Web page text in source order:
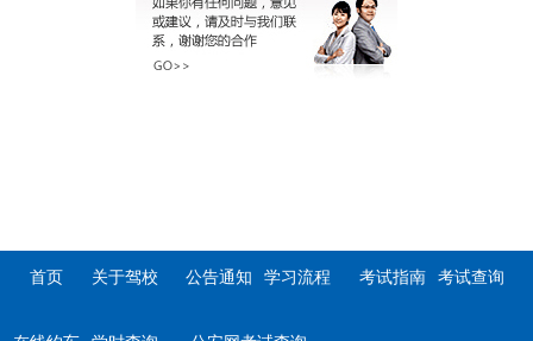
首页 关于驾校 公告通知 学习流程 考试指南 考试查询